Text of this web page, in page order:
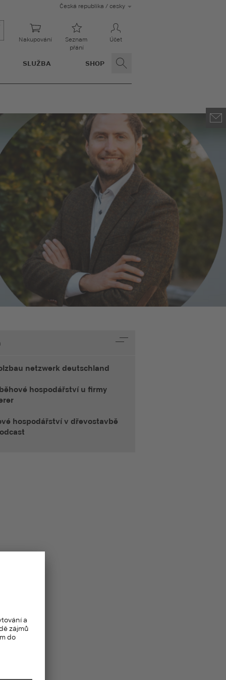
Česká republika / cesky
Nakupování
Seznam
přání
Účet
SLUŽBA SHOP
netzwerk deutschland
hospodářství u firmy
hospodářství v dřevostavbě